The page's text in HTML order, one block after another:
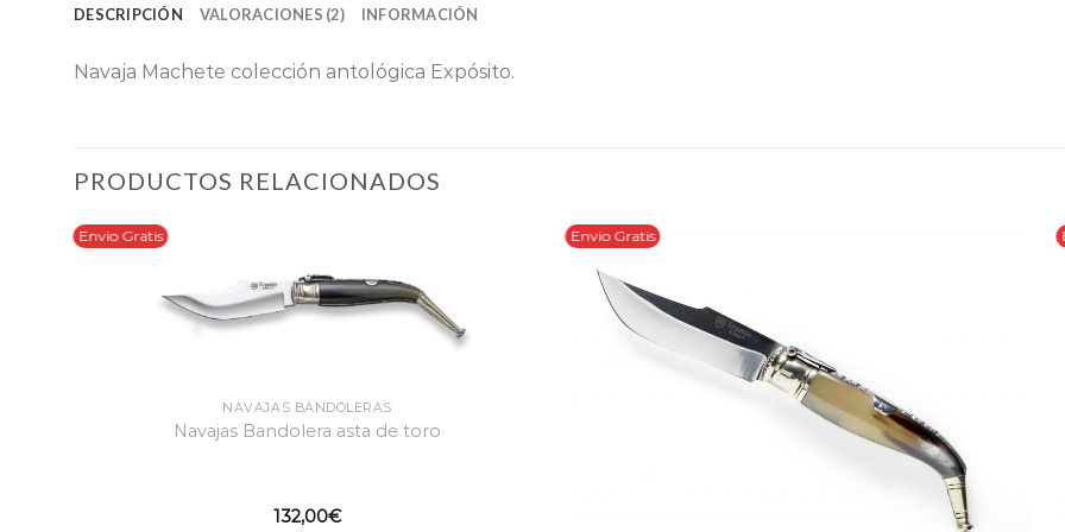
DESCRIPCIÓN VALORACIONES (2) INFORMACIÓN
Navaja Machete colección antológica Expósito.
PRODUCTOS RELACIONADOS
Envio Gratis
NAVAJAS BANDOLERAS
Navajas Bandolera asta de toro
132,00€
Envio Gratis